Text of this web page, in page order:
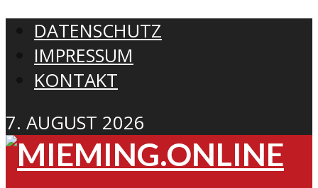
DATENSCHUTZ
IMPRESSUM
KONTAKT
7. AUGUST 2026